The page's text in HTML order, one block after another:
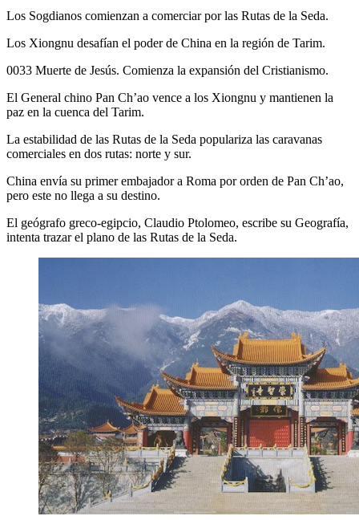
Los Sogdianos comienzan a comerciar por las Rutas de la Seda.
Los Xiongnu desafían el poder de China en la región de Tarim.
0033 Muerte de Jesús. Comienza la expansión del Cristianismo.
El General chino Pan Ch’ao vence a los Xiongnu y mantienen la
paz en la cuenca del Tarim.
La estabilidad de las Rutas de la Seda populariza las caravanas
comerciales en dos rutas: norte y sur.
China envía su primer embajador a Roma por orden de Pan Ch’ao,
pero este no llega a su destino.
El geógrafo greco-egipcio, Claudio Ptolomeo, escribe su Geografía,
intenta trazar el plano de las Rutas de la Seda.